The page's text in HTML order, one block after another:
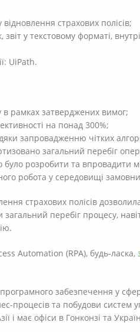
страхових полісів;
звіт у текстовому форматі,
UiPath.
в рамках затверджених вимог;
на понад 300%;
запровадженню чітких
загальний перебіг
розробити та впровадити
робота у середовищі
страхових полісів
перебіг процесу,
Automation (RPA), будь-ласка,
забезпечення у
процесів та побудови
і має офіси в Гонконзі та